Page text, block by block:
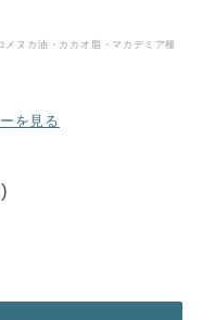
ヌカ油・カカオ脂・マカデミア種
を見る
)